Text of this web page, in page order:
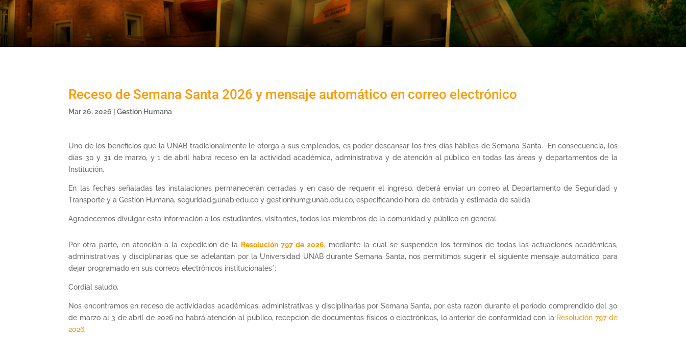
Receso de Semana Santa 2026 y mensaje automático en correo electrónico
Mar 26, 2026 |Gestión Humana
Uno de los beneficios que la UNAB tradicionalmente le otorga a sus empleados, es poder descansar los tres días hábiles de Semana Santa. En consecuencia, los
días 30 y 31 de marzo, y 1 de abril habrá receso en la actividad académica, administrativa y de atención al público en todas las áreas y departamentos de la
Institución.
En las fechas señaladas las instalaciones permanecerán cerradas y en caso de requerir el ingreso, deberá enviar un correo al Departamento de Seguridad y
Transporte y a Gestión Humana, seguridad@unab.edu.co y gestionhum@unab.edu.co, especificando hora de entrada y estimada de salida.
Agradecemos divulgar esta información a los estudiantes, visitantes, todos los miembros de la comunidad y público en general.
Por otra parte, en atención a la expedición de la Resolución 797 de 2026, mediante la cual se suspenden los términos de todas las actuaciones académicas,
administrativas y disciplinarias que se adelantan por la Universidad UNAB durante Semana Santa, nos permitimos sugerir el siguiente mensaje automático para
dejar programado en sus correos electrónicos institucionales*:
Cordial saludo,
Nos encontramos en receso de actividades académicas, administrativas y disciplinarias por Semana Santa, por esta razón durante el período comprendido del 30
de marzo al 3 de abril de 2026 no habrá atención al público, recepción de documentos físicos o electrónicos, lo anterior de conformidad con la Resolución 797 de
2026.